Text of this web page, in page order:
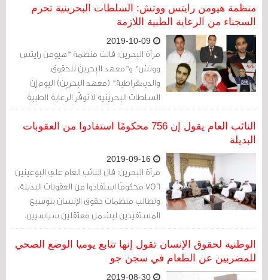
بسبب تحول الحرمان القاسي من العلاج إلى
أحد أشكال التعذيب النمطية في البحرين.
منظمة هيومن رايتس ووتش: السلطات البحرينية تحرم
السجناء من الرعاية الطبية اللازمة
مرآة البحرين: قالت منظمة "هيومن رايتس
ووتش" و"معهد البحرين للحقوق
والديمقراطية" (معهد البحرين) اليوم إن
السلطات البحرينية لا توفّر الرعاية الطبية
اللازمة لسجناء بارزين.
النائب العام يقول إن 756 محكومًا استفادوا من العقوبات
البديلة
مرآة البحرين: قال النائب العام علي البوعينين
756 محكومًا استفادوا من العقوبات البديلة.
وتطالب منظمات حقوق الإنسان بتوسيع
المستفيدين ليشمل معتقلين سياسيين.
الوطنية لحقوق الإنسان تقول إنها تتابع يوميا الوضع الصحي
للمضربين عن الطعام في سجن جو